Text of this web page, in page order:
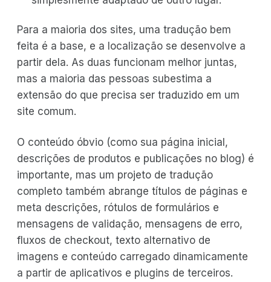
Para a maioria dos sites, uma tradução bem
feita é a base, e a localização se desenvolve a
partir dela. As duas funcionam melhor juntas,
mas a maioria das pessoas subestima a
extensão do que precisa ser traduzido em um
site comum.
O conteúdo óbvio (como sua página inicial,
descrições de produtos e publicações no blog) é
importante, mas um projeto de tradução
completo também abrange títulos de páginas e
meta descrições, rótulos de formulários e
mensagens de validação, mensagens de erro,
fluxos de checkout, texto alternativo de
imagens e conteúdo carregado dinamicamente
a partir de aplicativos e plugins de terceiros.